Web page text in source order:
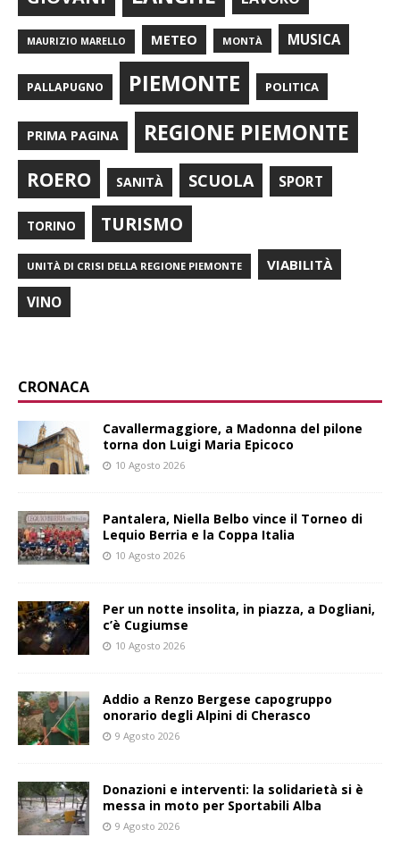
MAURIZIO MARELLO METEO MONTÀ MUSICA
PALLAPUGNO PIEMONTE POLITICA
PRIMA PAGINA REGIONE PIEMONTE
ROERO SANITÀ SCUOLA SPORT
TORINO TURISMO
UNITÀ DI CRISI DELLA REGIONE PIEMONTE VIABILITÀ
VINO
CRONACA
Cavallermaggiore, a Madonna del pilone
torna don Luigi Maria Epicoco
10 Agosto 2026
Pantalera, Niella Belbo vince il Torneo di
Lequio Berria e la Coppa Italia
10 Agosto 2026
Per un notte insolita, in piazza, a Dogliani,
c’è Cugiumse
10 Agosto 2026
Addio a Renzo Bergese capogruppo
onorario degli Alpini di Cherasco
9 Agosto 2026
Donazioni e interventi: la solidarietà si è
messa in moto per Sportabili Alba
9 Agosto 2026